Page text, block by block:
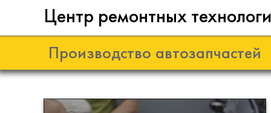
Центр ремонтных
Производство автозапчастей